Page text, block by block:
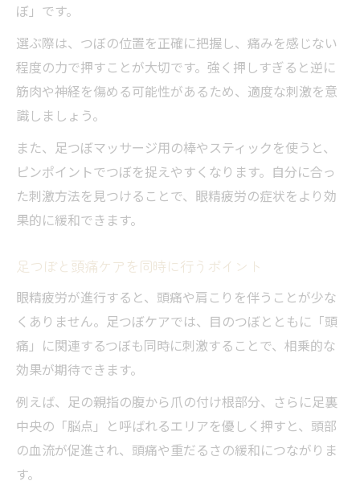
ぼ」です。
選ぶ際は、つぼの位置を正確に把握し、痛みを感じない
程度の力で押すことが大切です。強く押しすぎると逆に
筋肉や神経を傷める可能性があるため、適度な刺激を意
識しましょう。
また、足つぼマッサージ用の棒やスティックを使うと、
ピンポイントでつぼを捉えやすくなります。自分に合っ
た刺激方法を見つけることで、眼精疲労の症状をより効
果的に緩和できます。
足つぼと頭痛ケアを同時に行うポイント
眼精疲労が進行すると、頭痛や肩こりを伴うことが少な
くありません。足つぼケアでは、目のつぼとともに「頭
痛」に関連するつぼも同時に刺激することで、相乗的な
効果が期待できます。
例えば、足の親指の腹から爪の付け根部分、さらに足裏
中央の「脳点」と呼ばれるエリアを優しく押すと、頭部
の血流が促進され、頭痛や重だるさの緩和につながりま
す。